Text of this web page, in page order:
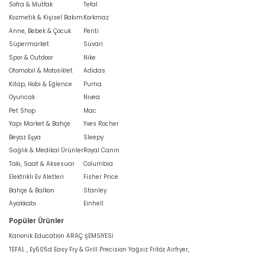
Sofra & Mutfak
Kozmetik & Kişisel Bakım
Anne, Bebek & Çocuk
Süpermarket
Spor & Outdoor
Otomobil & Motosiklet
Kitap, Hobi & Eğlence
Oyuncak
Pet Shop
Yapı Market & Bahçe
Beyaz Eşya
Sağlık & Medikal Ürünler
Takı, Saat & Aksesuar
Elektrikli Ev Aletleri
Bahçe & Balkon
Ayakkabı
Tefal
Korkmaz
Penti
Süvari
Nike
Adidas
Puma
Nivea
Mac
Yves Rocher
Sleepy
Royal Canin
Columbia
Fisher Price
Stanley
Einhell
Popüler Ürünler
Kanonik Education ARAÇ ŞEMSİYESİ
TEFAL , Ey505d Easy Fry & Grill Precision Yağsız Fritöz Airfryer,